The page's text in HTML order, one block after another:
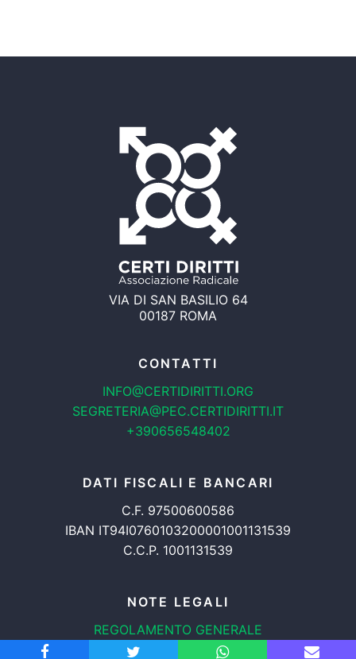
VIA DI SAN BASILIO 64
00187 ROMA
CONTATTI
INFO@CERTIDIRITTI.ORG
SEGRETERIA@PEC.CERTIDIRITTI.IT
+390656548402
DATI FISCALI E BANCARI
C.F. 97500600586
IBAN IT94I0760103200001001131539
C.C.P. 1001131539
NOTE LEGALI
REGOLAMENTO GENERALE
PROTEZIONE DATI